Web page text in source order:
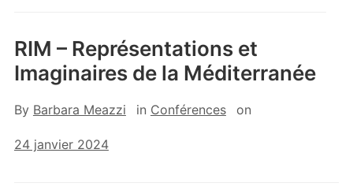
RIM – Représentations et
Imaginaires de la Méditerranée
By Barbara Meazzi in Conférences on
24 janvier 2024